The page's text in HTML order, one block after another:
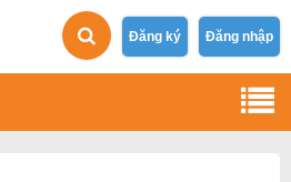
Đăng ký Đăng nhập